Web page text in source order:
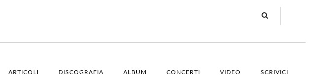
ARTICOLI DISCOGRAFIA ALBUM CONCERTI VIDEO SCRIVICI